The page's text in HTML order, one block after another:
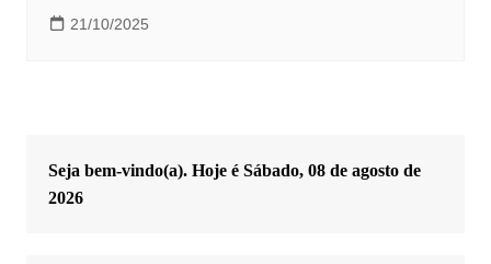
21/10/2025
Seja bem-vindo(a). Hoje é Sábado, 08 de agosto de
2026